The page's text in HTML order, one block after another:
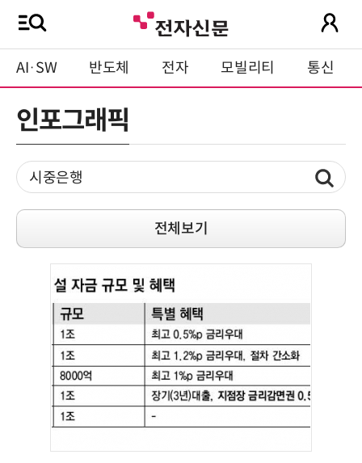
AI·SW 반도체 전자 모빌리티 통신
인포그래픽
전체보기